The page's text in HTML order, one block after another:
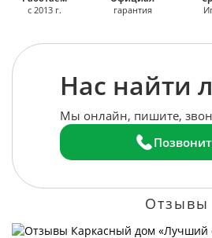
с 2013 г.
гарантия
Нас найти
Мы онлайн, пишите,
Отзывы